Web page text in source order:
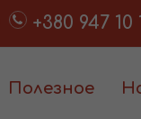
+380 947 10
Полезное